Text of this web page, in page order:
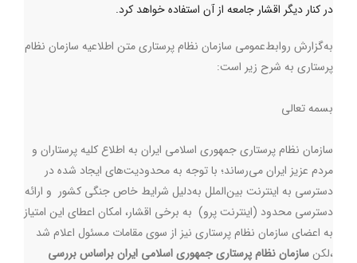
در کنار دیگر اقشار جامعه از آن استفاده خواهد کرد.
به‌گزارش روابط‌عمومی سازمان نظام پرستاری متن اطلاعیه سازمان نظام
پرستاری به شرح زیر است:
بسمه تعالی
سازمان نظام پرستاری جمهوری اسلامی ایران به اطلاع کلیه پرستاران و
مردم عزیز ایران می‌رساند؛ با توجه به محدودیت‌های ایجاد شده در
دسترسی به اینترنت بین‌الملل به‌دلیل شرایط خاص جنگی کشور و ارائه
دسترسی محدود (اینترنت پرو) به برخی اقشار، امکان اعطای این امتیاز
به اعضای سازمان نظام پرستاری نیز از سوی مقامات مسئول اعلام شد
،لکنسازماننظامپرستاریجمهوریاسلامی ایرانبراساسبررسی